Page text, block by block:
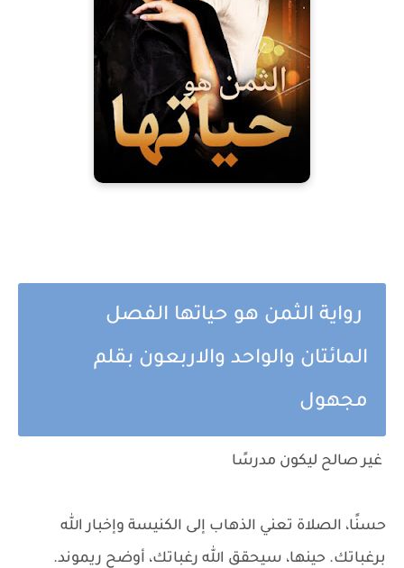
رواية الثمن هو حياتها الفصل
المائتان والواحد والاربعون بقلم
مجهول
غير صالح ليكون مدرسًا
حسنًا، الصلاة تعني الذهاب إلى الكنيسة وإخبار الله
برغباتك. حينها، سيحقق الله رغباتك، أوضح ريموند.